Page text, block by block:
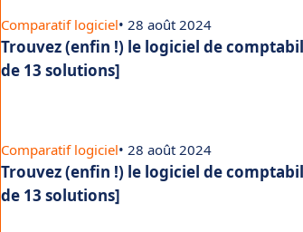
Comparatif logiciel• 28 août 2024
Trouvez (enfin !) le logiciel de
de 13 solutions]
Comparatif logiciel• 28 août 2024
Trouvez (enfin !) le logiciel de
de 13 solutions]